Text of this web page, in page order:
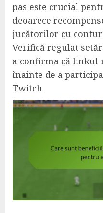
pas este crucial
deoarece
jucătorilor cu
Verifică regulat
a confirma că linkul
înainte de a
Twitch.